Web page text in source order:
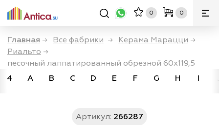
0 0
Главная → Все фабрики → Керама Марацци →
Риальто →
песочный лаппатированный обрезной 60х119,5
4
A B C D E F G H I
Артикул: 266287